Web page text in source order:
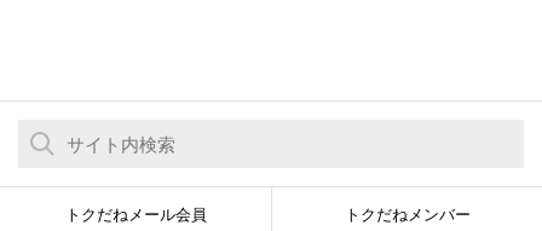
トクだねメール会員 トクだねメンバー